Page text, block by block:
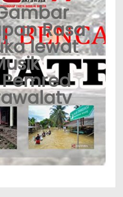
Rasa
lewat